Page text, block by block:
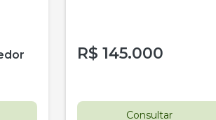
R$ 145.000
Consultar